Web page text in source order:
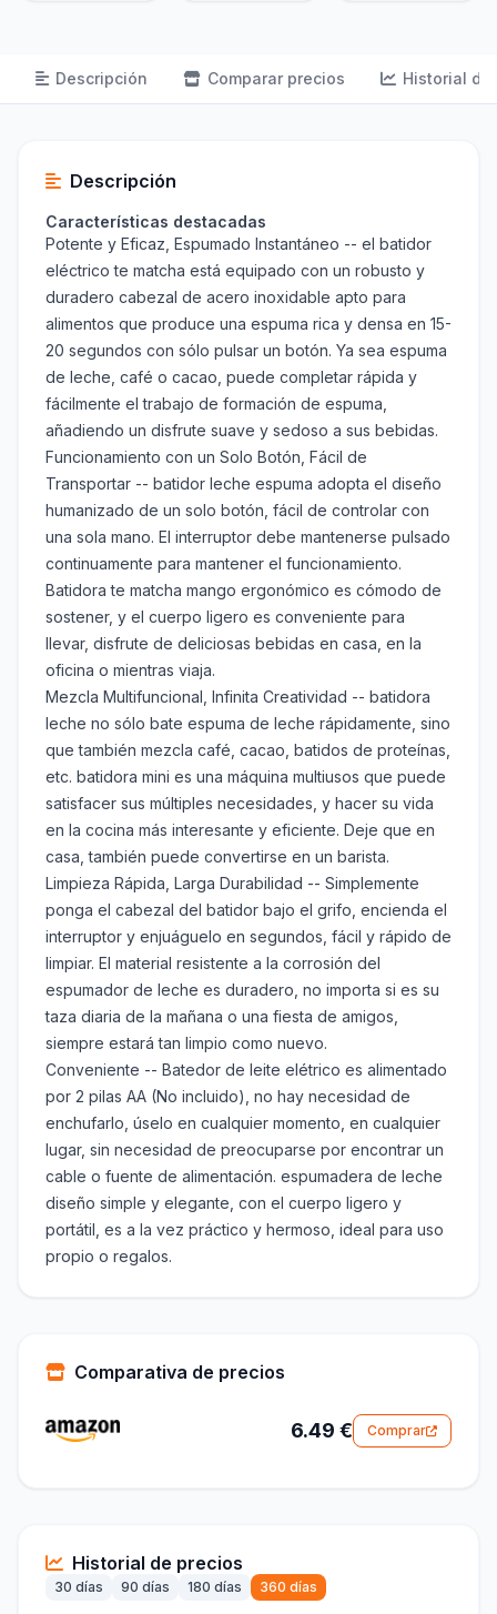
Descripción Comparar precios Historial de
Descripción
Características destacadas
Potente y Eficaz, Espumado Instantáneo -- el batidor
eléctrico te matcha está equipado con un robusto y
duradero cabezal de acero inoxidable apto para
alimentos que produce una espuma rica y densa en 15-
20 segundos con sólo pulsar un botón. Ya sea espuma
de leche, café o cacao, puede completar rápida y
fácilmente el trabajo de formación de espuma,
añadiendo un disfrute suave y sedoso a sus bebidas.
Funcionamiento con un Solo Botón, Fácil de
Transportar -- batidor leche espuma adopta el diseño
humanizado de un solo botón, fácil de controlar con
una sola mano. El interruptor debe mantenerse pulsado
continuamente para mantener el funcionamiento.
Batidora te matcha mango ergonómico es cómodo de
sostener, y el cuerpo ligero es conveniente para
llevar, disfrute de deliciosas bebidas en casa, en la
oficina o mientras viaja.
Mezcla Multifuncional, Infinita Creatividad -- batidora
leche no sólo bate espuma de leche rápidamente, sino
que también mezcla café, cacao, batidos de proteínas,
etc. batidora mini es una máquina multiusos que puede
satisfacer sus múltiples necesidades, y hacer su vida
en la cocina más interesante y eficiente. Deje que en
casa, también puede convertirse en un barista.
Limpieza Rápida, Larga Durabilidad -- Simplemente
ponga el cabezal del batidor bajo el grifo, encienda el
interruptor y enjuáguelo en segundos, fácil y rápido de
limpiar. El material resistente a la corrosión del
espumador de leche es duradero, no importa si es su
taza diaria de la mañana o una fiesta de amigos,
siempre estará tan limpio como nuevo.
Conveniente -- Batedor de leite elétrico es alimentado
por 2 pilas AA (No incluido), no hay necesidad de
enchufarlo, úselo en cualquier momento, en cualquier
lugar, sin necesidad de preocuparse por encontrar un
cable o fuente de alimentación. espumadera de leche
diseño simple y elegante, con el cuerpo ligero y
portátil, es a la vez práctico y hermoso, ideal para uso
propio o regalos.
Comparativa de precios
6.49 € Comprar
Historial de precios
30 días 90 días 180 días 360 días